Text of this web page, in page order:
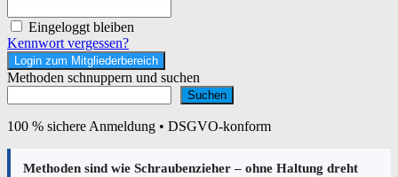
Eingeloggt bleiben
Kennwort vergessen?
Methoden schnuppern und suchen
Suchen
100 % sichere Anmeldung • DSGVO-konform
Methoden sind wie Schraubenzieher – ohne Haltung dreht